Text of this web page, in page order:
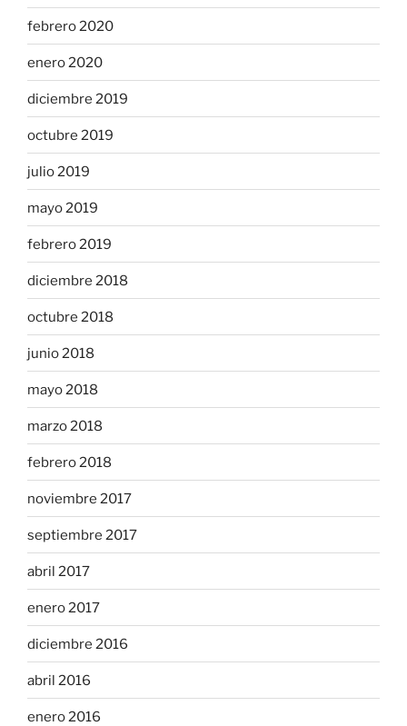
febrero 2020
enero 2020
diciembre 2019
octubre 2019
julio 2019
mayo 2019
febrero 2019
diciembre 2018
octubre 2018
junio 2018
mayo 2018
marzo 2018
febrero 2018
noviembre 2017
septiembre 2017
abril 2017
enero 2017
diciembre 2016
abril 2016
enero 2016